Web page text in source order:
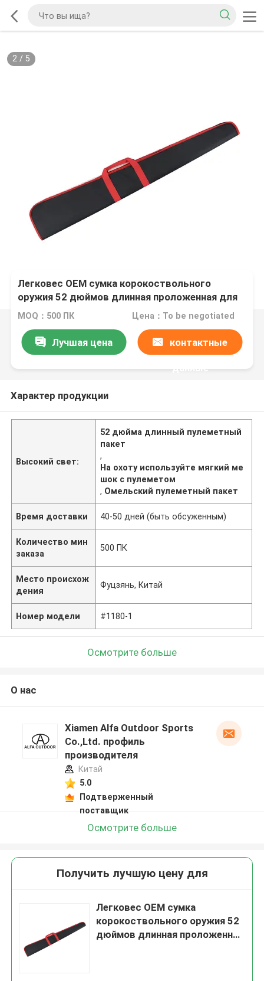
2/ 5
Легковес OEM сумка корокоствольного
оружия 52 дюймов длинная проложенная для
хранения и пользы охотиться
MOQ：500 ПК Цена：To be negotiated
Лучшая цена контактные
данные
Характер продукции
Высокий свет:
52 дюйма длинный пулеметный
пакет
,
На охоту используйте мягкий ме
шок с пулеметом
, Омельский пулеметный пакет
Время доставки 40-50 дней (быть обсуженным)
Количество мин
заказа
500 ПК
Место происхож
дения
Фуцзянь, Китай
Номер модели #1180-1
Осмотрите больше
О нас
Xiamen Alfa Outdoor Sports
Co.,Ltd. профиль
производителя
Китай
5.0
Подтверженный
поставщик
Осмотрите больше
Получить лучшую цену для
Легковес OEM сумка
корокоствольного оружия 52
дюймов длинная проложенная